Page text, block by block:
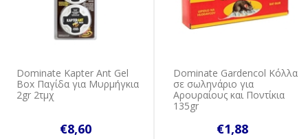
Dominate Kapter Ant Gel
Box Παγίδα για Μυρμήγκια
2gr 2τμχ
€8,60
Dominate Gardencol Κόλλα
σε σωληνάριο για
Αρουραίους και Ποντίκια
135gr
€1,88